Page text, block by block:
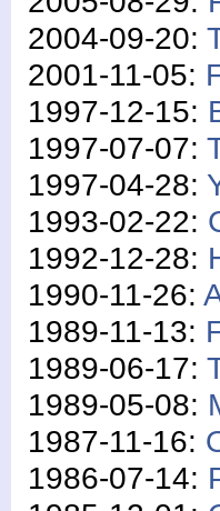
2004-09-20:
2001-11-05:
1997-12-15:
1997-07-07:
1997-04-28:
1993-02-22:
1992-12-28:
1990-11-26:
1989-11-13:
1989-06-17:
1989-05-08:
1987-11-16:
1986-07-14: